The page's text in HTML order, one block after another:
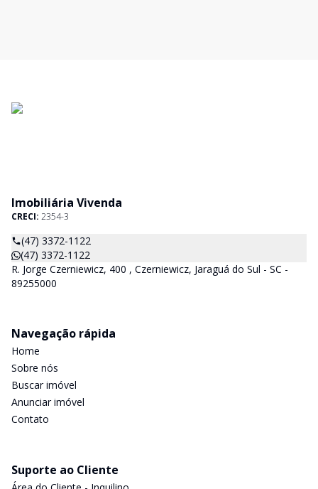
Imobiliária Vivenda
CRECI: 2354-3
(47) 3372-1122
(47) 3372-1122
R. Jorge Czerniewicz, 400 , Czerniewicz, Jaraguá do Sul - SC -
89255000
Navegação rápida
Home
Sobre nós
Buscar imóvel
Anunciar imóvel
Contato
Suporte ao Cliente